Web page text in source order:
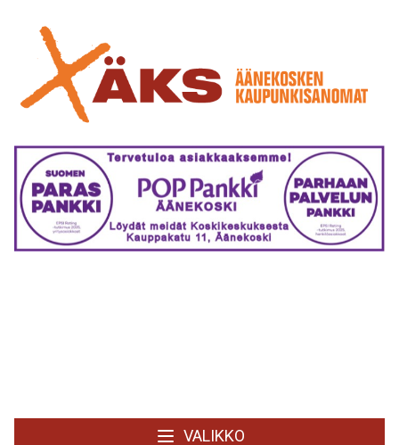
VALIKKO